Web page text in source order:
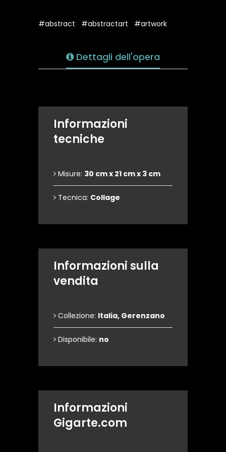
#abstract #abstractart #artwork
Dettagli dell'opera
Informazioni
tecniche
Misure: 30 cm x 21 cm x 3 cm
Tecnica: Collage
Informazioni sulla
vendita
Collezione: Italia, Gerenzano
Disponibile: no
Informazioni
Gigarte.com